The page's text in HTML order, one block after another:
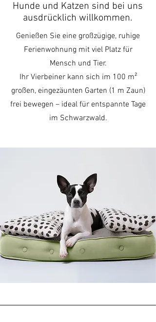
Hunde und Katzen sind bei uns
ausdrücklich willkommen.
Genießen Sie eine großzügige, ruhige
Ferienwohnung mit viel Platz für
Mensch und Tier.
Ihr Vierbeiner kann sich im 100 m²
großen, eingezäunten Garten (1 m Zaun)
frei bewegen – ideal für entspannte Tage
im Schwarzwald.